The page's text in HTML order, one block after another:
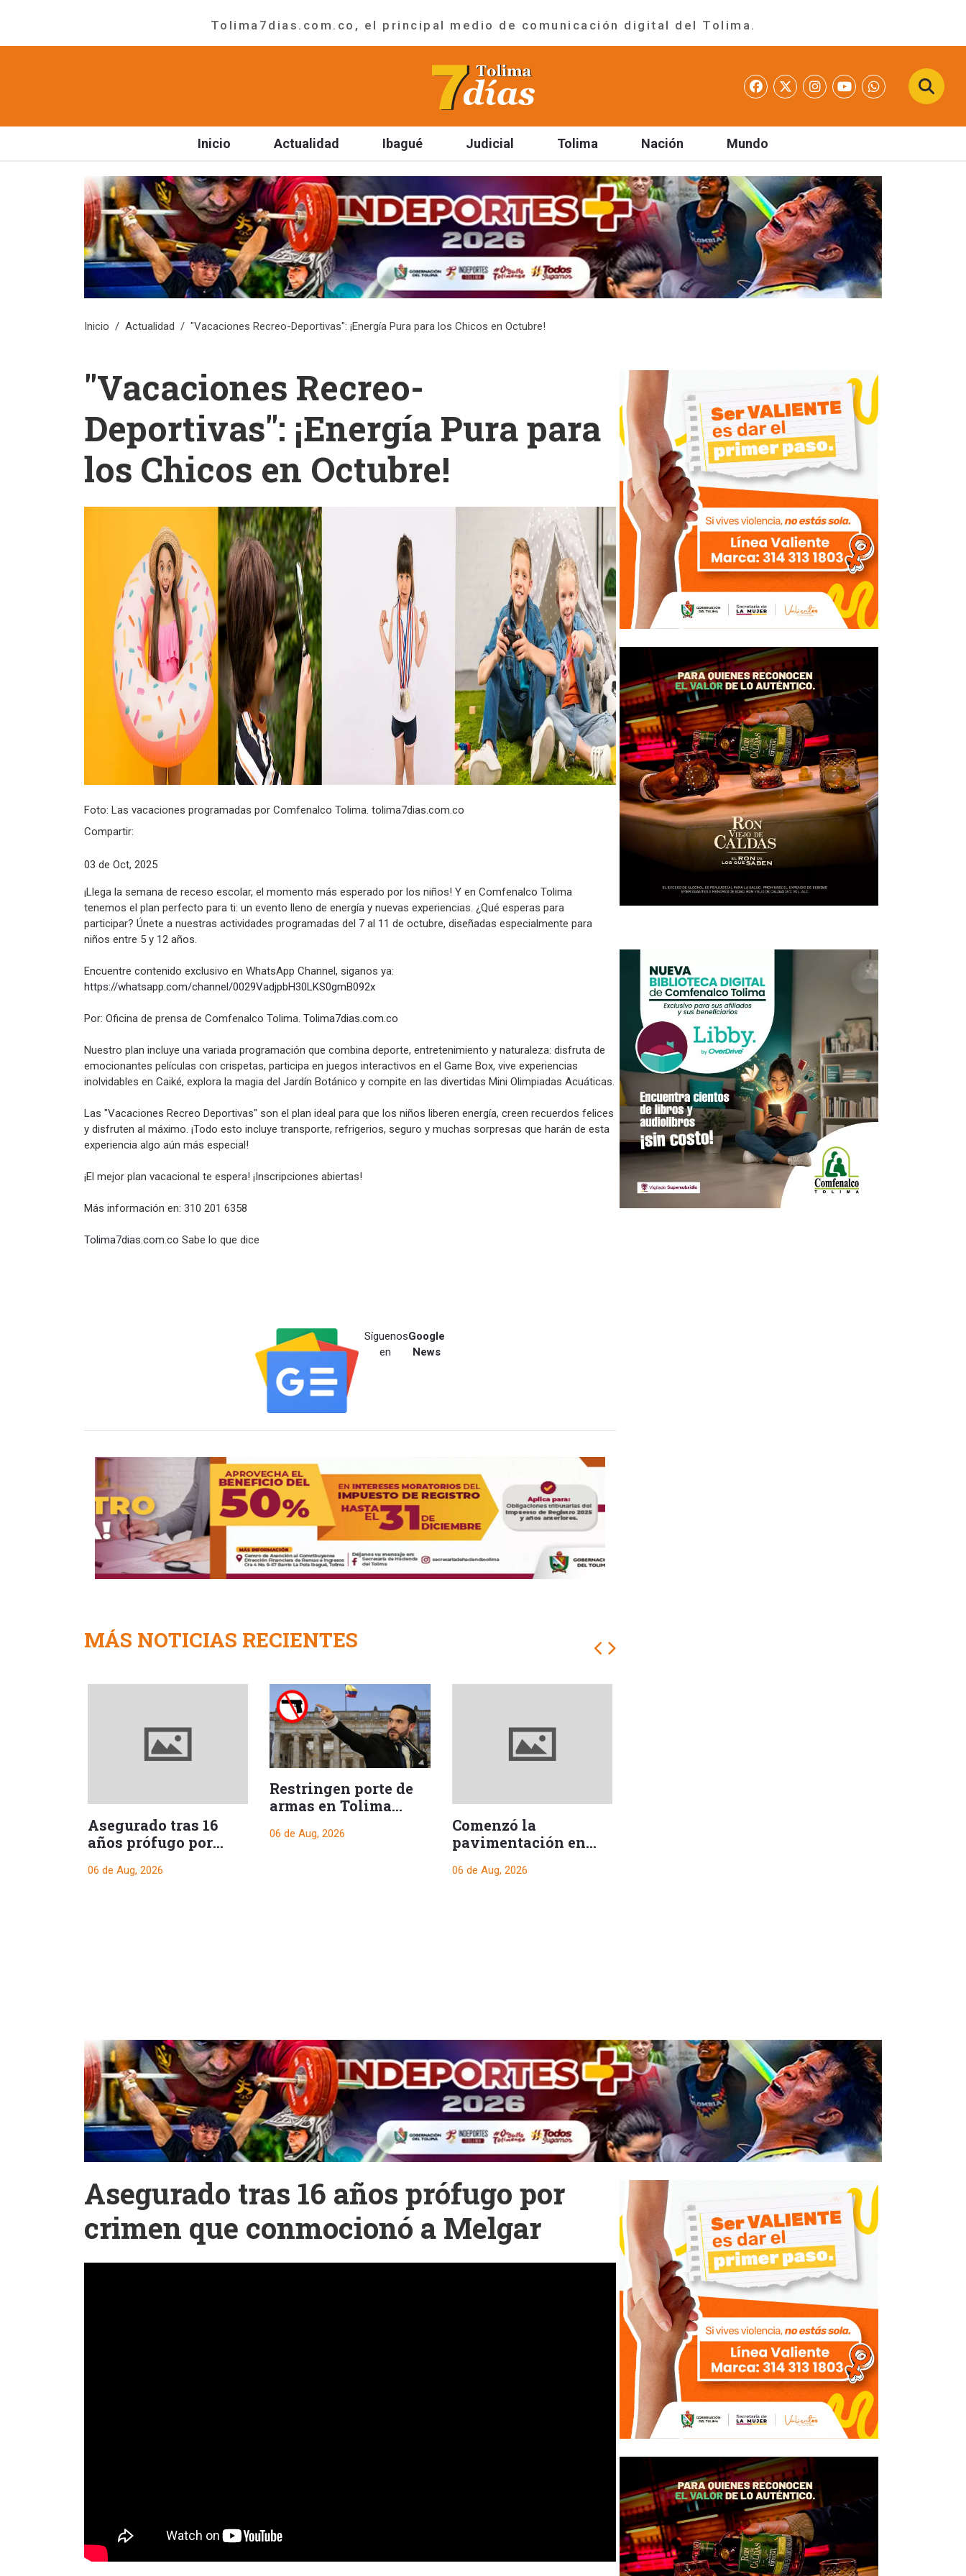
Tolima7dias.com.co, el principal medio de comunicación digital del Tolima.
Inicio Actualidad Ibagué Judicial Tolima Nación Mundo
Inicio Actualidad "Vacaciones Recreo-Deportivas": ¡Energía Pura para los Chicos en Octubre!
"Vacaciones Recreo-
Deportivas": ¡Energía Pura para
los Chicos en Octubre!
Foto: Las vacaciones programadas por Comfenalco Tolima. tolima7dias.com.co
Compartir:
03 de Oct, 2025
¡Llega la semana de receso escolar, el momento más esperado por los niños! Y en Comfenalco Tolima
tenemos el plan perfecto para ti: un evento lleno de energía y nuevas experiencias. ¿Qué esperas para
participar? Únete a nuestras actividades programadas del 7 al 11 de octubre, diseñadas especialmente para
niños entre 5 y 12 años.
Encuentre contenido exclusivo en WhatsApp Channel, siganos ya:
https://whatsapp.com/channel/0029VadjpbH30LKS0gmB092x
Por: Oficina de prensa de Comfenalco Tolima. Tolima7dias.com.co
Nuestro plan incluye una variada programación que combina deporte, entretenimiento y naturaleza: disfruta de
emocionantes películas con crispetas, participa en juegos interactivos en el Game Box, vive experiencias
inolvidables en Caiké, explora la magia del Jardín Botánico y compite en las divertidas Mini Olimpiadas Acuáticas.
Las "Vacaciones Recreo Deportivas" son el plan ideal para que los niños liberen energía, creen recuerdos felices
y disfruten al máximo. ¡Todo esto incluye transporte, refrigerios, seguro y muchas sorpresas que harán de esta
experiencia algo aún más especial!
¡El mejor plan vacacional te espera! ¡Inscripciones abiertas!
Más información en: 310 201 6358
Tolima7dias.com.co Sabe lo que dice
Síguenos
en
Google
News
MÁS NOTICIAS RECIENTES
Asegurado tras 16
años prófugo por
conmocionó a Melgar
06 de Aug, 2026
Restringen porte de
armas en Tolima
presidencial
06 de Aug, 2026
Comenzó la
pavimentación en
hacia El Salado
06 de Aug, 2026
Asegurado tras 16 años prófugo por
crimen que conmocionó a Melgar